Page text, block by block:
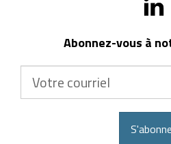
Abonnez-vous à